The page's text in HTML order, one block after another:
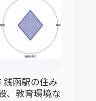
銭函駅の住み
、教育環境な